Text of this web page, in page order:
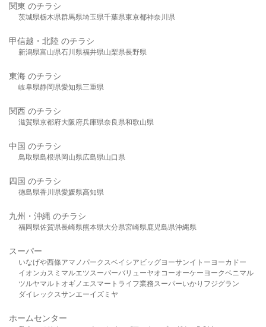
関東 のチラシ
茨城県栃木県群馬県埼玉県千葉県東京都神奈川県
甲信越・北陸 のチラシ
新潟県富山県石川県福井県山梨県長野県
東海 のチラシ
岐阜県静岡県愛知県三重県
関西 のチラシ
滋賀県京都府大阪府兵庫県奈良県和歌山県
中国 のチラシ
鳥取県島根県岡山県広島県山口県
四国 のチラシ
徳島県香川県愛媛県高知県
九州・沖縄 のチラシ
福岡県佐賀県長崎県熊本県大分県宮崎県鹿児島県沖縄県
スーパー
いなげや西條アマノパークスベイシア ビッグヨーサンイトーヨーカドー
イオンカスミ マルエツスーパーバリューヤオコーオーケー ヨークベニマル
ツルヤマルト オギノ エスマート ライフ業務スーパーいかり フジグラン
ダイレックスサンエーイズミヤ
ホームセンター